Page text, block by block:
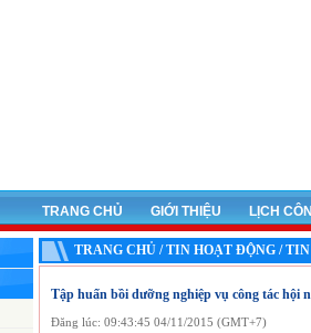
TRANG CHỦ GIỚI THIỆU LỊCH
TRANG CHỦ / TIN HOẠT ĐỘNG /
Tập huấn bồi dưỡng nghiệp vụ công tác hội
Đăng lúc: 09:43:45 04/11/2015 (GMT+7)